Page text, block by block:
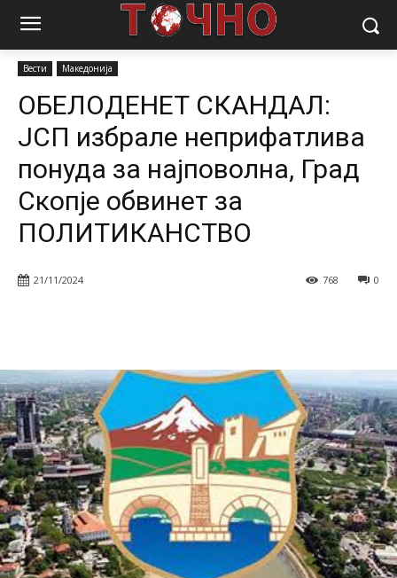
Почетна
ОБЕЛОДЕНЕТ СКАНДАЛ: ЈСП избрале
Вести Македонија
ОБЕЛОДЕНЕТ СКАНДАЛ:
ЈСП избрале неприфатлива
понуда за најповолна, Град
Скопје обвинет за
ПОЛИТИКАНСТВО
21/11/2024 0
768